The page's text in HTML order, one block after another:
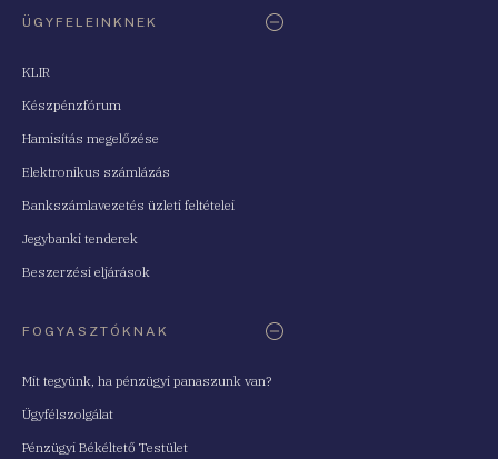
ÜGYFELEINKNEK
KLIR
Készpénzfórum
Hamisítás megelőzése
Elektronikus számlázás
Bankszámlavezetés üzleti feltételei
Jegybanki tenderek
Beszerzési eljárások
FOGYASZTÓKNAK
Mit tegyünk, ha pénzügyi panaszunk van?
Ügyfélszolgálat
Pénzügyi Békéltető Testület